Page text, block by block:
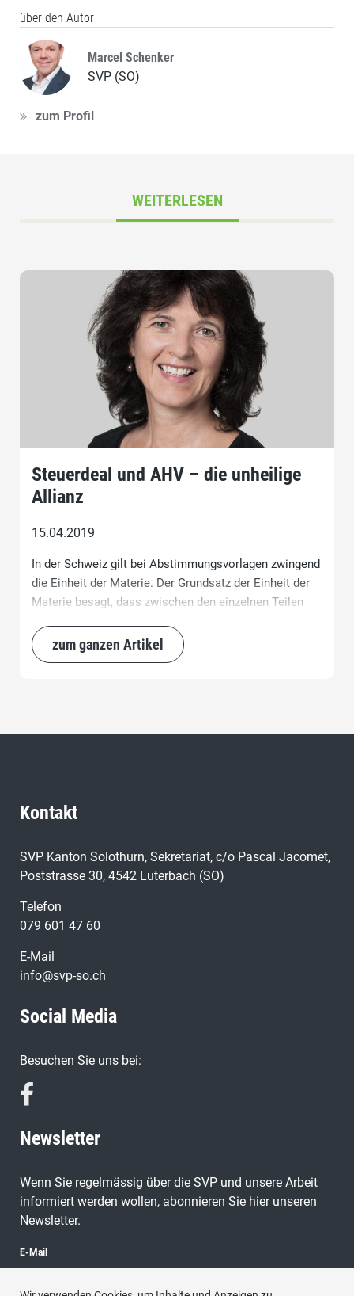
über den Autor
Marcel Schenker
SVP (SO)
zum Profil
WEITERLESEN
Steuerdeal und AHV – die unheilige
Allianz
15.04.2019
In der Schweiz gilt bei Abstimmungsvorlagen zwingend
die Einheit der Materie. Der Grundsatz der Einheit der
Materie besagt, dass zwischen den einzelnen Teilen
Zusammenhang bestehen muss.
zum ganzen Artikel
Kontakt
SVP Kanton Solothurn, Sekretariat, c/o Pascal Jacomet,
Poststrasse 30, 4542 Luterbach (SO)
Telefon
079 601 47 60
E-Mail
info@svp-so.ch
Social Media
Besuchen Sie uns bei:
Newsletter
Wenn Sie regelmässig über die SVP und unsere Arbeit
informiert werden wollen, abonnieren Sie hier unseren
Newsletter.
E-Mail